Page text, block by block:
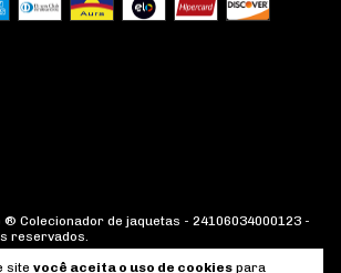
site você aceita o uso de cookies para
® Colecionador de jaquetas - 24106034000123 -
reservados.